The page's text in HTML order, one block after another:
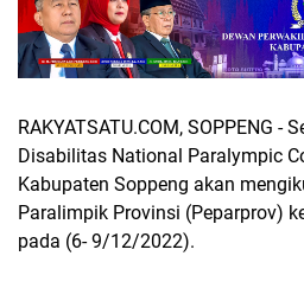
RAKYATSATU.COM, SOPPENG -
Disabilitas National Paralympic
Kabupaten Soppeng akan
Paralimpik Provinsi (Peparprov)
pada (6- 9/12/2022).